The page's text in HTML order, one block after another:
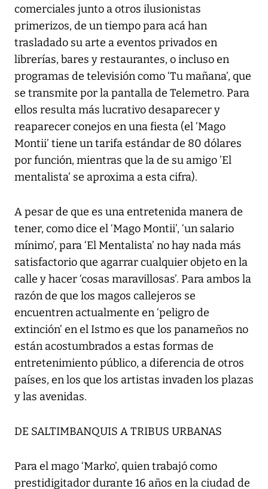
comerciales junto a otros ilusionistas
primerizos, de un tiempo para acá han
trasladado su arte a eventos privados en
librerías, bares y restaurantes, o incluso en
programas de televisión como ‘Tu mañana’, que
se transmite por la pantalla de Telemetro. Para
ellos resulta más lucrativo desaparecer y
reaparecer conejos en una fiesta (el ’Mago
Montii’ tiene un tarifa estándar de 80 dólares
por función, mientras que la de su amigo ’El
mentalista’ se aproxima a esta cifra).
A pesar de que es una entretenida manera de
tener, como dice el ‘Mago Montii’, ‘un salario
mínimo’, para ‘El Mentalista’ no hay nada más
satisfactorio que agarrar cualquier objeto en la
calle y hacer ‘cosas maravillosas’. Para ambos la
razón de que los magos callejeros se
encuentren actualmente en ‘peligro de
extinción’ en el Istmo es que los panameños no
están acostumbrados a estas formas de
entretenimiento público, a diferencia de otros
países, en los que los artistas invaden los plazas
y las avenidas.
DE SALTIMBANQUIS A TRIBUS URBANAS
Para el mago ‘Marko’, quien trabajó como
prestidigitador durante 16 años en la ciudad de